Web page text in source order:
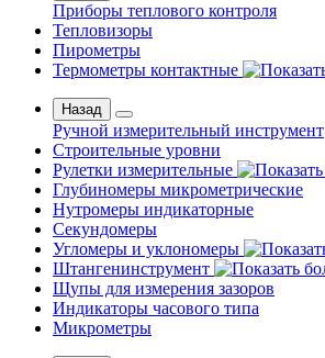
Приборы теплового контроля
Тепловизоры
Пирометры
Термометры контактные
Назад
Ручной измерительный инструмент
Строительные уровни
Рулетки измерительные
Глубиномеры микрометрические
Нутромеры индикаторные
Секундомеры
Угломеры и уклономеры
Штангенинструмент
Щупы для измерения зазоров
Индикаторы часового типа
Микрометры